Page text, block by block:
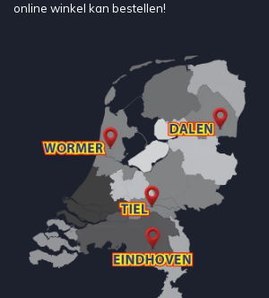
online winkel kan bestellen!